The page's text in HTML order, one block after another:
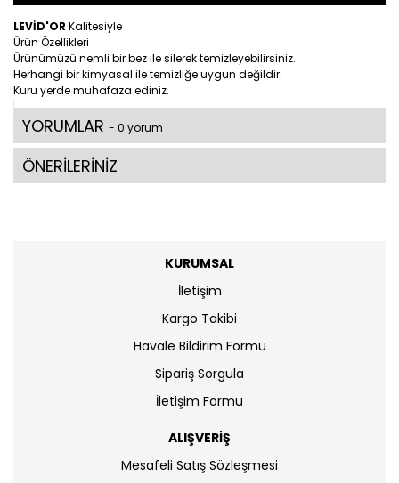
LEVİD'OR Kalitesiyle
Ürün Özellikleri
Ürünümüzü nemli bir bez ile silerek temizleyebilirsiniz.
Herhangi bir kimyasal ile temizliğe uygun değildir.
Kuru yerde muhafaza ediniz.
YORUMLAR - 0 yorum
ÖNERİLERİNİZ
KURUMSAL
İletişim
Kargo Takibi
Havale Bildirim Formu
Sipariş Sorgula
İletişim Formu
ALIŞVERİŞ
Mesafeli Satış Sözleşmesi